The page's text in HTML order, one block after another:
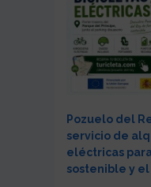
Pozuelo del
servicio de
eléctricas
sostenible y